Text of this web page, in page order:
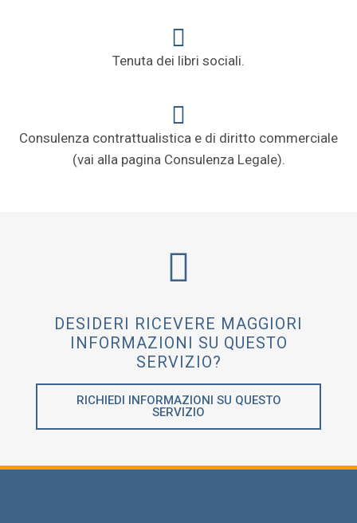
Tenuta dei libri sociali.
Consulenza contrattualistica e di diritto commerciale
(vai alla pagina Consulenza Legale).
DESIDERI RICEVERE MAGGIORI
INFORMAZIONI SU QUESTO
SERVIZIO?
RICHIEDI INFORMAZIONI SU QUESTO
SERVIZIO